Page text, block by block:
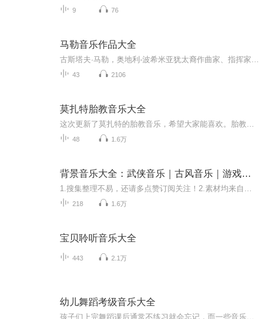
9 76
马勒音乐作品大全
43 2106
莫扎特胎教音乐大全
48 1.6万
背景音乐大全：武侠音乐｜古风音乐｜游戏音乐
218 1.6万
宝贝聆听音乐大全
443 2.1万
幼儿舞蹈考级音乐大全